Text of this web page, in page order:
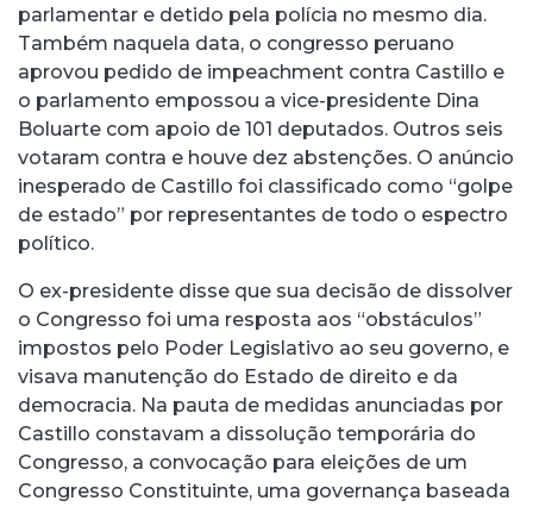
parlamentar e detido pela polícia no mesmo dia.
Também naquela data, o congresso peruano
aprovou pedido de impeachment contra Castillo e
o parlamento empossou a vice-presidente Dina
Boluarte com apoio de 101 deputados. Outros seis
votaram contra e houve dez abstenções. O anúncio
inesperado de Castillo foi classificado como “golpe
de estado” por representantes de todo o espectro
político.
O ex-presidente disse que sua decisão de dissolver
o Congresso foi uma resposta aos “obstáculos”
impostos pelo Poder Legislativo ao seu governo, e
visava manutenção do Estado de direito e da
democracia. Na pauta de medidas anunciadas por
Castillo constavam a dissolução temporária do
Congresso, a convocação para eleições de um
Congresso Constituinte, uma governança baseada